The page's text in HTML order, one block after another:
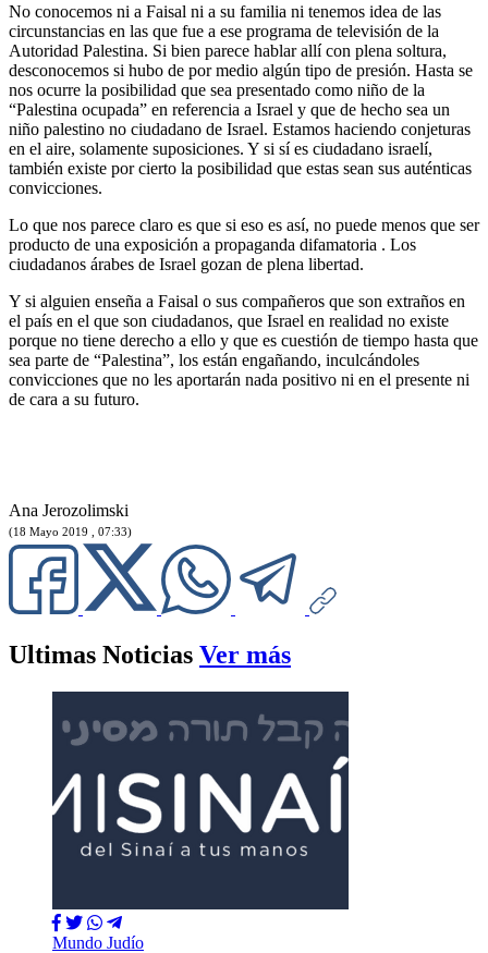
No conocemos ni a Faisal ni a su familia ni tenemos idea de las
circunstancias en las que fue a ese programa de televisión de la
Autoridad Palestina. Si bien parece hablar allí con plena soltura,
desconocemos si hubo de por medio algún tipo de presión. Hasta se
nos ocurre la posibilidad que sea presentado como niño de la
“Palestina ocupada” en referencia a Israel y que de hecho sea un
niño palestino no ciudadano de Israel. Estamos haciendo conjeturas
en el aire, solamente suposiciones. Y si sí es ciudadano israelí,
también existe por cierto la posibilidad que estas sean sus auténticas
convicciones.
Lo que nos parece claro es que si eso es así, no puede menos que ser
producto de una exposición a propaganda difamatoria . Los
ciudadanos árabes de Israel gozan de plena libertad.
Y si alguien enseña a Faisal o sus compañeros que son extraños en
el país en el que son ciudadanos, que Israel en realidad no existe
porque no tiene derecho a ello y que es cuestión de tiempo hasta que
sea parte de “Palestina”, los están engañando, inculcándoles
convicciones que no les aportarán nada positivo ni en el presente ni
de cara a su futuro.
Ana Jerozolimski
(18 Mayo 2019 , 07:33)
Ultimas Noticias Ver más
Mundo Judío